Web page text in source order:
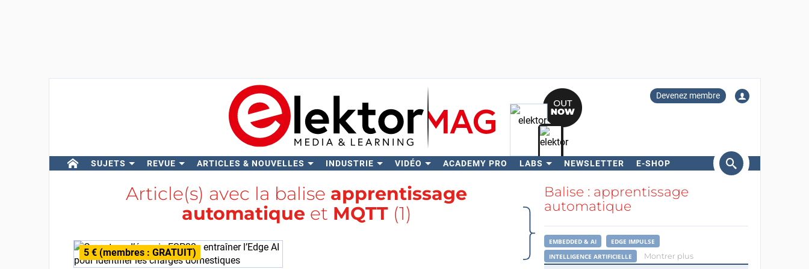
Devenez membre
SUJETS REVUE ARTICLES & NOUVELLES INDUSTRIE VIDÉO ACADEMY PRO LABS NEWSLETTER E-SHOP
Rechercher
Article(s) avec la balise apprentissage
automatique et MQTT(1)
5 € (membres : GRATUIT)
Balise : apprentissage
automatique
EMBEDDED & AI
EDGE IMPULSE
INTELLIGENCE ARTIFICIELLE
Montrer plus